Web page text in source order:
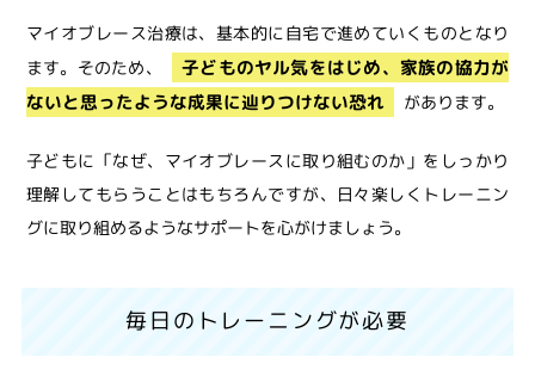
マイオブレース治療は、基本的に自宅で進めていくものとなり
ます。そのため、
子どものヤル気をはじめ、家族の協力が
ないと思ったような成果に辿りつけない恐れ
があります。
子どもに「なぜ、マイオブレースに取り組むのか」をしっかり
理解してもらうことはもちろんですが、日々楽しくトレーニン
グに取り組めるようなサポートを心がけましょう。
毎日のトレーニングが必要